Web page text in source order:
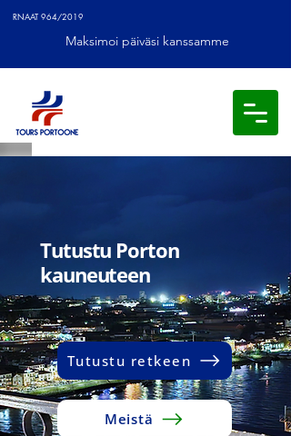
RNAAT 964/2019
Maksimoi päiväsi kanssamme
Tutustu Porton
kauneuteen
Tutustu retkeen
Meistä